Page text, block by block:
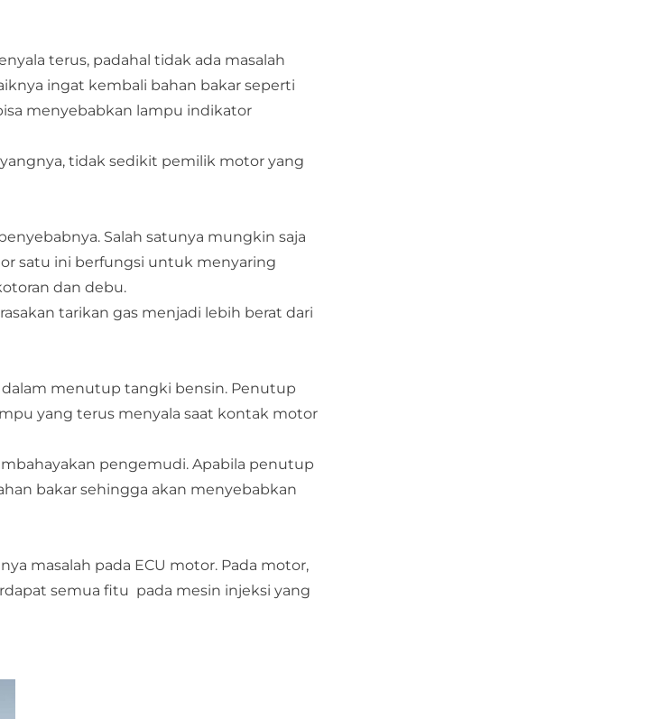
terus, padahal tidak ada masalah
ingat kembali bahan bakar seperti
menyebabkan lampu indikator
tidak sedikit pemilik motor yang
Salah satunya mungkin saja
satu ini berfungsi untuk menyaring
dan debu.
tarikan gas menjadi lebih berat dari
menutup tangki bensin. Penutup
yang terus menyala saat kontak motor
pengemudi. Apabila penutup
bakar sehingga akan menyebabkan
masalah pada ECU motor. Pada motor,
semua fitu pada mesin injeksi yang